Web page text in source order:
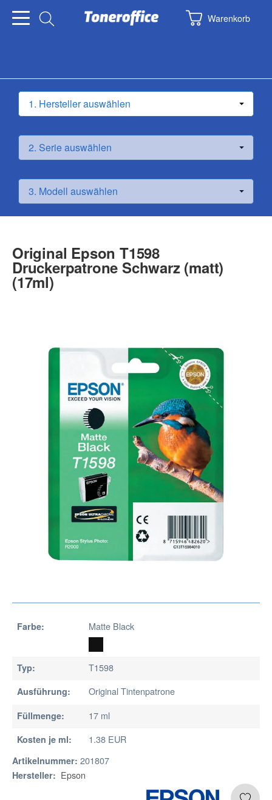
Warenkorb
Original Epson T1598
Druckerpatrone Schwarz (matt)
(17ml)
Farbe: Matte Black
Typ: T1598
Ausführung: Original Tintenpatrone
Füllmenge: 17 ml
Kosten je ml: 1.38 EUR
Artikelnummer: 201807
Hersteller: Epson